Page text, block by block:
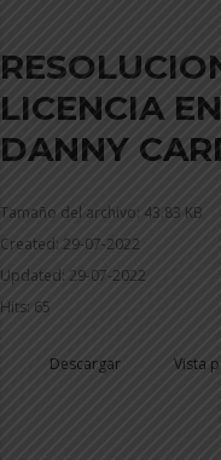
LICENCIA
DANNY
Tamaño del archivo: 43.83 KB
Created: 29-07-2022
Updated: 29-07-2022
Hits: 65
Descargar Vista